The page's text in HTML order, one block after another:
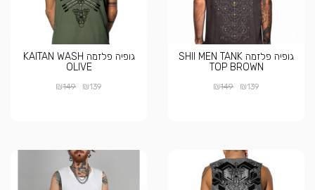
גופיה פלזמה SHII MEN TANK
TOP BROWN
₪139
₪149
גופיה פלזמה KAITAN WASH
OLIVE
₪139
₪149